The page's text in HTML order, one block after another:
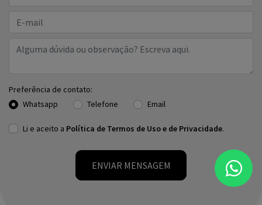
Preferência de contato:
Whatsapp
Telefone Email
Li e aceito a Política de Termos de Uso e de Privacidade.
ENVIAR MENSAGEM